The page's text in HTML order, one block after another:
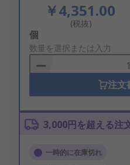
￥4,351.00
(税抜)
Add
to
Basket
個
数量を選択または入力
注文
3,000円を超える注
一時的に在庫切れ